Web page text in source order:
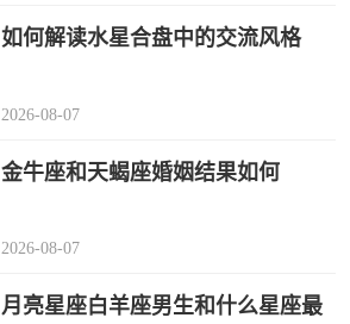
如何解读水星合盘中的交流风格
2026-08-07
金牛座和天蝎座婚姻结果如何
2026-08-07
月亮星座白羊座男生和什么星座最